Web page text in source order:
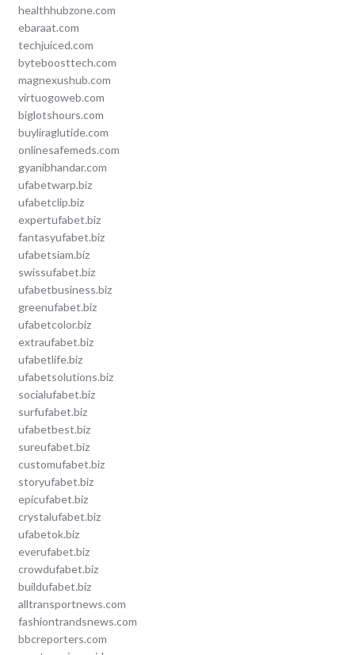
healthhubzone.com
ebaraat.com
techjuiced.com
byteboosttech.com
magnexushub.com
virtuogoweb.com
biglotshours.com
buyliraglutide.com
onlinesafemeds.com
gyanibhandar.com
ufabetwarp.biz
ufabetclip.biz
expertufabet.biz
fantasyufabet.biz
ufabetsiam.biz
swissufabet.biz
ufabetbusiness.biz
greenufabet.biz
ufabetcolor.biz
extraufabet.biz
ufabetlife.biz
ufabetsolutions.biz
socialufabet.biz
surfufabet.biz
ufabetbest.biz
sureufabet.biz
customufabet.biz
storyufabet.biz
epicufabet.biz
crystalufabet.biz
ufabetok.biz
everufabet.biz
crowdufabet.biz
buildufabet.biz
alltransportnews.com
fashiontrandsnews.com
bbcreporters.com